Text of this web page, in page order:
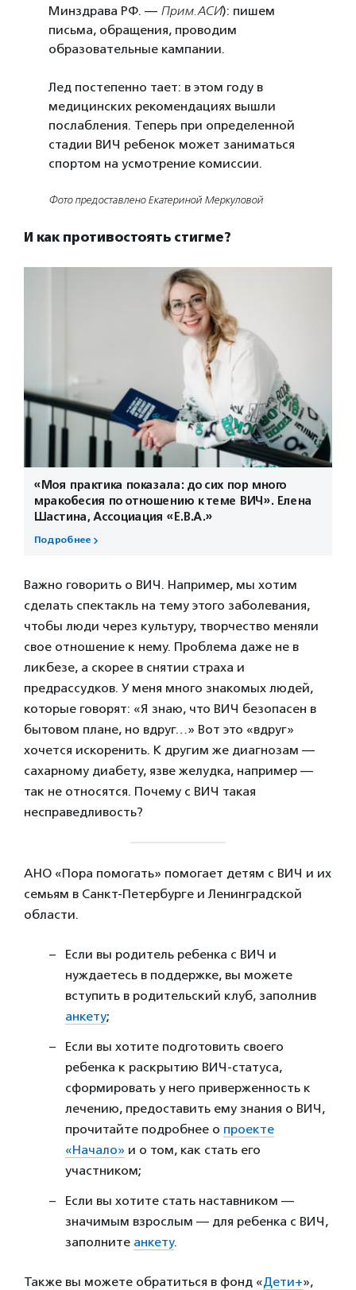
Минздрава РФ. — Прим.АСИ): пишем
письма, обращения, проводим
образовательные кампании.
Лед постепенно тает: в этом году в
медицинских рекомендациях вышли
послабления. Теперь при определенной
стадии ВИЧ ребенок может заниматься
спортом на усмотрение комиссии.
Фото предоставлено Екатериной Меркуловой
И как противостоять стигме?
«Моя практика показала: до сих пор много
мракобесия по отношению к теме ВИЧ». Елена
Шастина, Ассоциация «Е.В.А.»
Подробнее
Важно говорить о ВИЧ. Например, мы хотим
сделать спектакль на тему этого заболевания,
чтобы люди через культуру, творчество меняли
свое отношение к нему. Проблема даже не в
ликбезе, а скорее в снятии страха и
предрассудков. У меня много знакомых людей,
которые говорят: «Я знаю, что ВИЧ безопасен в
бытовом плане, но вдруг…» Вот это «вдруг»
хочется искоренить. К другим же диагнозам —
сахарному диабету, язве желудка, например —
так не относятся. Почему с ВИЧ такая
несправедливость?
АНО «Пора помогать» помогает детям с ВИЧ и их
семьям в Санкт-Петербурге и Ленинградской
области.
Если вы родитель ребенка с ВИЧ и
нуждаетесь в поддержке, вы можете
вступить в родительский клуб, заполнив
анкету;
Если вы хотите подготовить своего
ребенка к раскрытию ВИЧ-статуса,
сформировать у него приверженность к
лечению, предоставить ему знания о ВИЧ,
прочитайте подробнее о проекте
«Начало» и о том, как стать его
участником;
Если вы хотите стать наставником —
значимым взрослым — для ребенка с ВИЧ,
заполните анкету.
Также вы можете обратиться в фонд «Дети+»,